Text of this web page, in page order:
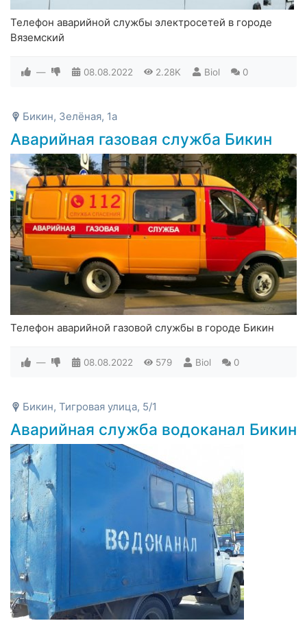
Телефон аварийной службы электросетей в городе
Вяземский
— 08.08.2022 2.28K Biol 0
Бикин, Зелёная, 1а
Аварийная газовая служба Бикин
Телефон аварийной газовой службы в городе Бикин
— 08.08.2022 579 Biol 0
Бикин, Тигровая улица, 5/1
Аварийная служба водоканал Бикин